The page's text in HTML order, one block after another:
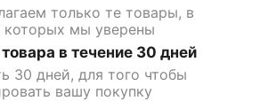
только те товары, в
которых мы уверены
в течение 30 дней
30 дней, для того чтобы
вашу покупку